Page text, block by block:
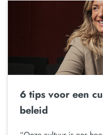
6 tips voor een
beleid